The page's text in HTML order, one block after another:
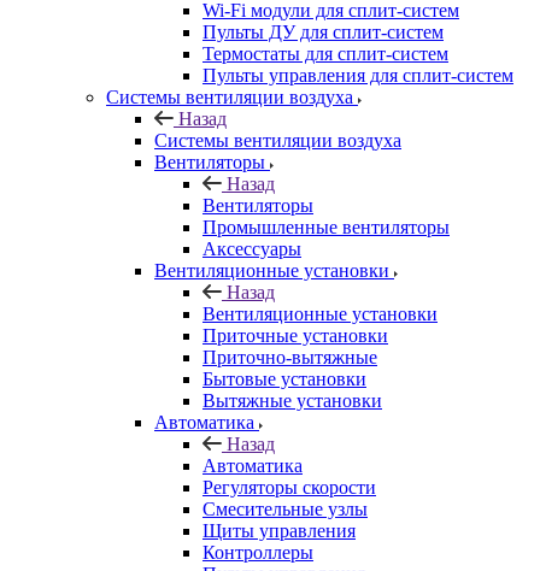
Wi-Fi модули для сплит-систем
Пульты ДУ для сплит-систем
Термостаты для сплит-систем
Пульты управления для сплит-систем
Системы вентиляции воздуха
Назад
Системы вентиляции воздуха
Вентиляторы
Назад
Вентиляторы
Промышленные вентиляторы
Аксессуары
Вентиляционные установки
Назад
Вентиляционные установки
Приточные установки
Приточно-вытяжные
Бытовые установки
Вытяжные установки
Автоматика
Назад
Автоматика
Регуляторы скорости
Смесительные узлы
Щиты управления
Контроллеры